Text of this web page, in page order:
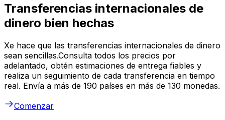
Transferencias internacionales de
dinero bien hechas
Xe hace que las transferencias internacionales de dinero
sean sencillas.Consulta todos los precios por
adelantado, obtén estimaciones de entrega fiables y
realiza un seguimiento de cada transferencia en tiempo
real. Envía a más de 190 países en más de 130 monedas.
Comenzar